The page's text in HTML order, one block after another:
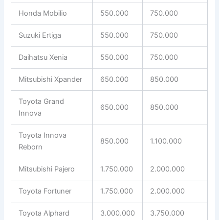
Honda Mobilio 550.000 750.000
Suzuki Ertiga 550.000 750.000
Daihatsu Xenia 550.000 750.000
Mitsubishi Xpander 650.000 850.000
Toyota Grand
Innova
650.000 850.000
Toyota Innova
Reborn
850.000 1.100.000
Mitsubishi Pajero 1.750.000 2.000.000
Toyota Fortuner 1.750.000 2.000.000
Toyota Alphard 3.000.000 3.750.000